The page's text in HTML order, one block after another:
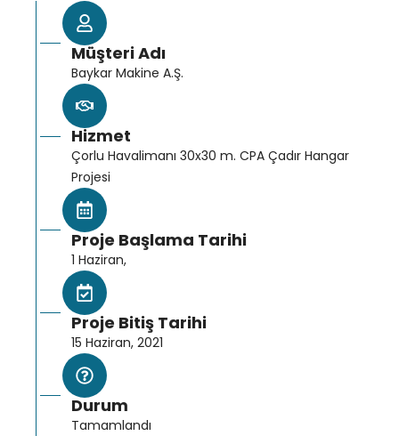
Müşteri Adı
Baykar Makine A.Ş.
Hizmet
Çorlu Havalimanı 30x30 m. CPA Çadır Hangar
Projesi
Proje Başlama Tarihi
1 Haziran,
Proje Bitiş Tarihi
15 Haziran, 2021
Durum
Tamamlandı